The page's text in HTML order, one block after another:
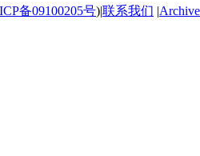
备09100205号)|联系我们 |